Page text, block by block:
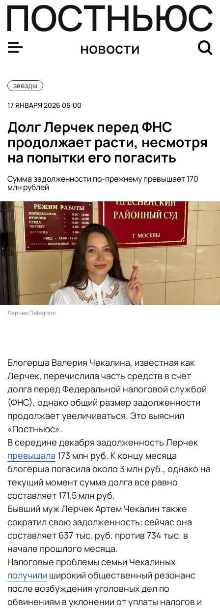
новости
звезды
17 ЯНВАРЯ 2026 06:00
Долг Лерчек перед ФНС
продолжает расти, несмотря
на попытки его погасить
Сумма задолженности по-прежнему превышает 170
млн рублей
Лерчек/Telegram
Блогерша Валерия Чекалина, известная как
Лерчек, перечислила часть средств в счет
долга перед Федеральной налоговой службой
(ФНС), однако общий размер задолженности
продолжает увеличиваться. Это выяснил
«Постньюс».
В середине декабря задолженность Лерчек
превышала 173 млн руб. К концу месяца
блогерша погасила около 3 млн руб., однако на
текущий момент сумма долга все равно
составляет 171,5 млн руб.
Бывший муж Лерчек Артем Чекалин также
сократил свою задолженность: сейчас она
составляет 637 тыс. руб. против 734 тыс. в
начале прошлого месяца.
Налоговые проблемы семьи Чекалиных
получили широкий общественный резонанс
после возбуждения уголовных дел по
обвинениям в уклонении от уплаты налогов и
Юрий Лоза заявил, что его пытаются отменить из-за